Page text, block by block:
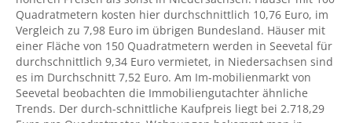
Quadratmetern kosten hier durchschnittlich 10,76 Euro, im
Vergleich zu 7,98 Euro im übrigen Bundesland. Häuser mit
einer Fläche von 150 Quadratmetern werden in Seevetal für
durchschnittlich 9,34 Euro vermietet, in Niedersachsen sind
es im Durchschnitt 7,52 Euro. Am Im-mobilienmarkt von
Seevetal beobachten die Immobiliengutachter ähnliche
Trends. Der durch-schnittliche Kaufpreis liegt bei 2.718,29